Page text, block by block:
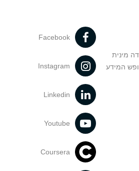
מינית
המידע
Facebook
Instagram
Linkedin
Youtube
Coursera